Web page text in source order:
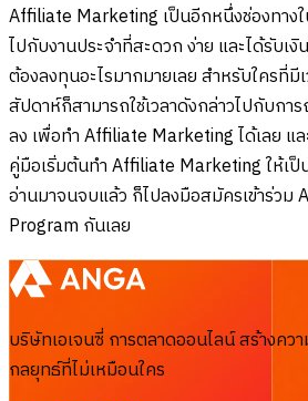
Affiliate Marketing เป็นอีกหนึ่งช่องทาง
ไปกับงานประจำที่สะดวก ง่าย และได้รับเ
ต้องลงทุนอะไรมากมายเลย สำหรับใครที่มี
สัปดาห์ก็สามารถใช้เวลาดังกล่าวไปกับกา
ลง เพื่อทำ Affiliate Marketing ได้เลย แ
คู่มือเริ่มต้นทำ Affiliate Marketing ให้เป็
อ่านมาจนจบแล้ว ก็ไปลงมือสมัครเข้าร่ว
Program กันเลย
บริษัทเอเจนซี่ การตลาดออนไลน์ สร้างคว
กลยุทธ์ที่ไม่เหมือนใคร